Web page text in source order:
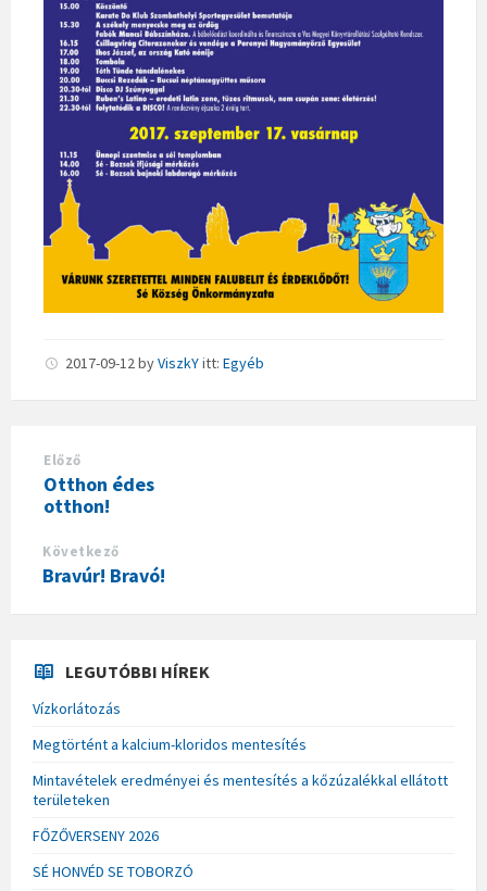
2017-09-12byViszkYitt: Egyéb
Előző
Otthon édes
otthon!
Következő
Bravúr! Bravó!
LEGUTÓBBI HÍREK
Vízkorlátozás
Megtörtént a kalcium-kloridos mentesítés
Mintavételek eredményei és mentesítés a kőzúzalékkal ellátott
területeken
FŐZŐVERSENY 2026
SÉ HONVÉD SE TOBORZÓ